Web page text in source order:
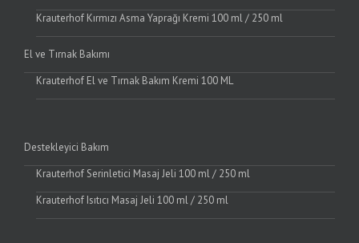
Krauterhof Kırmızı Asma Yaprağı Kremi 100 ml / 250 ml
El ve Tırnak Bakımı
Krauterhof El ve Tırnak Bakım Kremi 100 ML
Destekleyici Bakım
Krauterhof Serinletici Masaj Jeli 100 ml / 250 ml
Krauterhof Isıtıcı Masaj Jeli 100 ml / 250 ml